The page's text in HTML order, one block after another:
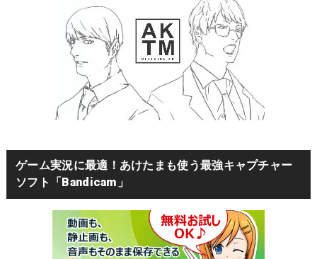
ゲーム実況に最適！あけたまも使う最強キャプチャー
ソフト「Bandicam」